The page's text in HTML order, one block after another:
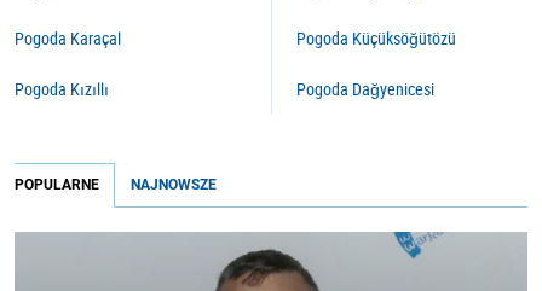
Pogoda Karaçal
Pogoda Kızıllı
Pogoda Küçüksöğütözü
Pogoda Dağyenicesi
POPULARNE NAJNOWSZE